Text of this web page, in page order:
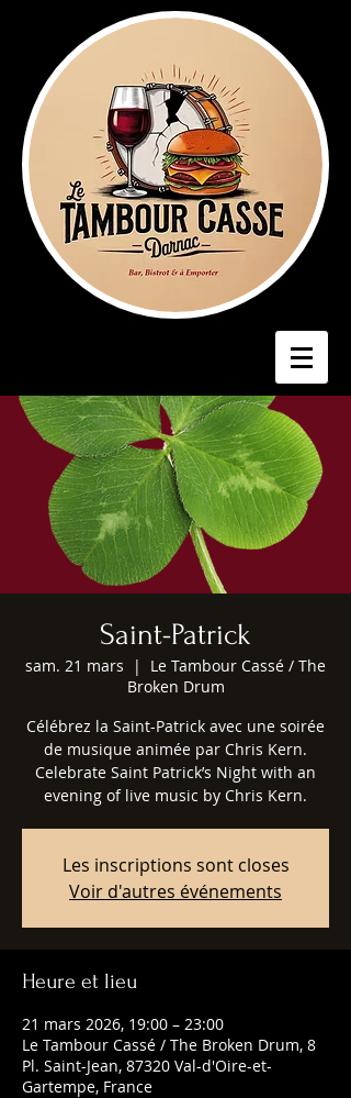
Saint-Patrick
sam. 21 mars
  |
Le Tambour Cassé / The
Broken Drum
Célébrez la Saint-Patrick avec une soirée
de musique animée par Chris Kern.
Celebrate Saint Patrick’s Night with an
evening of live music by Chris Kern.
Les inscriptions sont closes
Voir d'autres événements
Heure et lieu
21 mars 2026, 19:00 – 23:00
Le Tambour Cassé / The Broken Drum, 8
Pl. Saint-Jean, 87320 Val-d'Oire-et-
Gartempe, France